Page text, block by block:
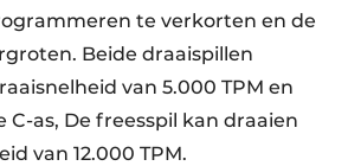
te verkorten en de
Beide draaispillen
van 5.000 TPM en
C-as, De freesspil kan draaien
van 12.000 TPM.